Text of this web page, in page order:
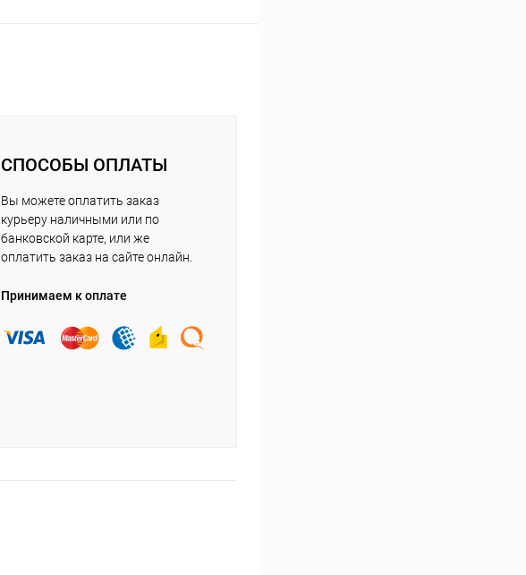
СПОСОБЫ ОПЛАТЫ
Вы можете оплатить заказ
курьеру наличными или по
банковской карте, или же
оплатить заказ на сайте онлайн.
Принимаем к оплате